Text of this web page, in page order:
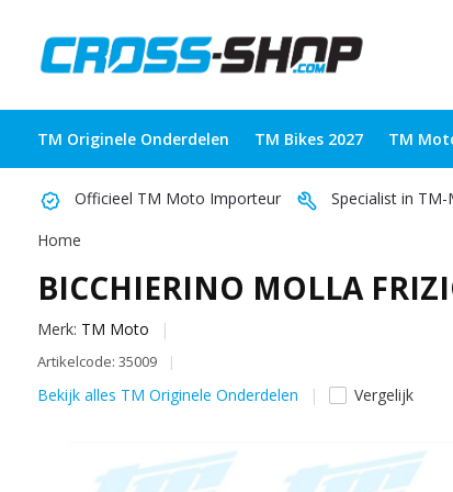
TM Originele Onderdelen TM Bikes 2027 TM
Officieel TM Moto Importeur Specialist in
Home
BICCHIERINO MOLLA
Merk: TM Moto
Artikelcode: 35009
Bekijk alles TM Originele Onderdelen Vergelijk